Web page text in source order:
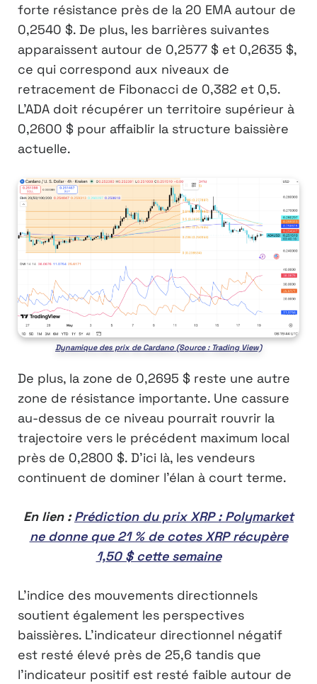
forte résistance près de la 20 EMA autour de
0,2540 $. De plus, les barrières suivantes
apparaissent autour de 0,2577 $ et 0,2635 $,
ce qui correspond aux niveaux de
retracement de Fibonacci de 0,382 et 0,5.
L’ADA doit récupérer un territoire supérieur à
0,2600 $ pour affaiblir la structure baissière
actuelle.
Dynamique des prix de Cardano (Source : Trading View)
De plus, la zone de 0,2695 $ reste une autre
zone de résistance importante. Une cassure
au-dessus de ce niveau pourrait rouvrir la
trajectoire vers le précédent maximum local
près de 0,2800 $. D’ici là, les vendeurs
continuent de dominer l’élan à court terme.
En lien :Prédiction du prix XRP : Polymarket
ne donne que 21 % de cotes XRP récupère
1,50 $ cette semaine
L’indice des mouvements directionnels
soutient également les perspectives
baissières. L’indicateur directionnel négatif
est resté élevé près de 25,6 tandis que
l’indicateur positif est resté faible autour de